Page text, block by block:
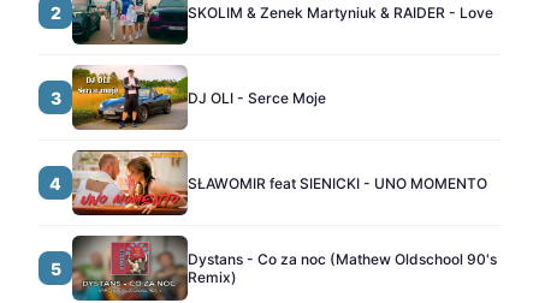
2 SKOLIM & Zenek Martyniuk & RAIDER - Love
3 DJ OLI - Serce Moje
4 SŁAWOMIR feat SIENICKI - UNO MOMENTO
5
Dystans - Co za noc (Mathew Oldschool 90's
Remix)